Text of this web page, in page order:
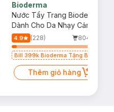
Bioderma
Nước Tẩy Trang Bioderma
Dành Cho Da Nhạy Cảm
500ml
4.9 (228)
804/tháng
Bill 399k Bioderma Tặng Bông
Tẩy Trang Hộp 50 Miếng (SL có
hạn)
Thêm giỏ hàng